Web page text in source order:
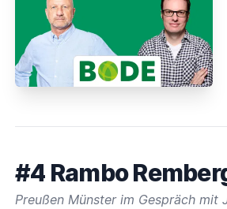
#4 Rambo
Preußen Münster im Gespräch mit